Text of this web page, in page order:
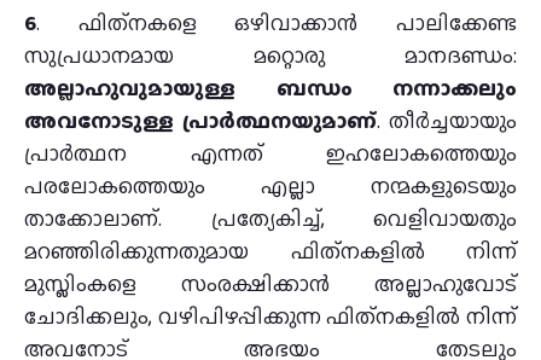
6. ഫിത്‌നകളെ ഒഴിവാക്കാൻ പാലിക്കേണ്ട
സുപ്രധാനമായ മറ്റൊരു മാനദണ്ഡം:
അല്ലാഹുവുമായുള്ള ബന്ധം നന്നാക്കലും
അവനോടുള്ള പ്രാർത്ഥനയുമാണ്. തീർച്ചയായും
പ്രാർത്ഥന എന്നത് ഇഹലോകത്തെയും
പരലോകത്തെയും എല്ലാ നന്മകളുടെയും
താക്കോലാണ്. പ്രത്യേകിച്ച്, വെളിവായതും
മറഞ്ഞിരിക്കുന്നതുമായ ഫിത്‌നകളിൽ നിന്ന്
മുസ്ലിംകളെ സംരക്ഷിക്കാൻ അല്ലാഹുവോട്
ചോദിക്കലും, വഴിപിഴപ്പിക്കുന്ന ഫിത്‌നകളിൽ നിന്ന്
അവനോട് അഭയം തേടലും